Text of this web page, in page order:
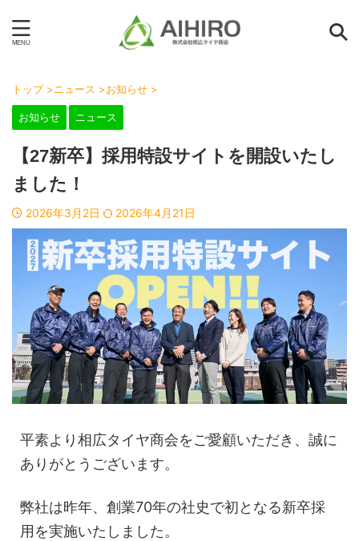
トップ >ニュース >お知らせ >
お知らせ ニュース
【27新卒】採用特設サイトを開設いたし
ました！
2026年3月2日 2026年4月21日
平素より相広タイヤ商会をご愛顧いただき、誠に
ありがとうございます。
弊社は昨年、創業70年の社史で初となる新卒採
用を実施いたしました。